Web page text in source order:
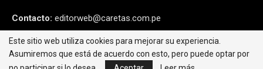
Contacto: editorweb@caretas.com.pe
Síguenos:
Este sitio web utiliza cookies para mejorar su experiencia.
Asumiremos que está de acuerdo con esto, pero puede optar por